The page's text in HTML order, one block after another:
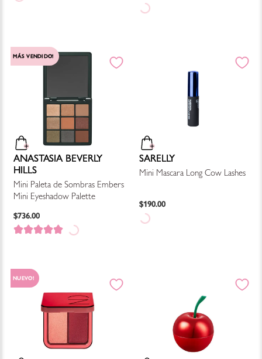
MÁS VENDIDO!
ANASTASIA BEVERLY
HILLS
Mini Paleta de Sombras Embers
Mini Eyeshadow Palette
$736.00
SARELLY
Mini Mascara Long Cow Lashes
$190.00
NUEVO!